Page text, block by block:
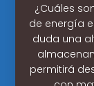
¿Cuáles
de energía
duda una
permitirá